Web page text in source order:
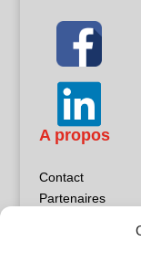
A propos
Contact
Partenaires